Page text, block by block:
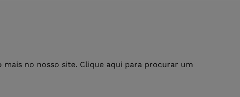
no nosso site. Clique aqui para procurar um